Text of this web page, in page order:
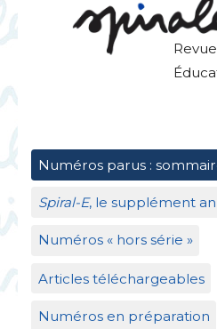
Numéros parus :
Spiral-E, le supplément
Numéros « hors série »
Articles téléchargeables
Numéros en préparation